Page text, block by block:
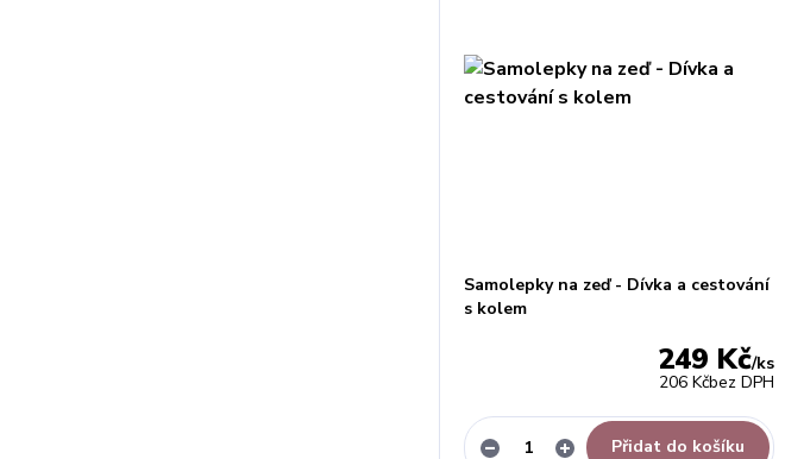
Samolepky na zeď - Dívka a cestování
s kolem
249 Kč/ks
206 Kčbez DPH
Přidat do košíku